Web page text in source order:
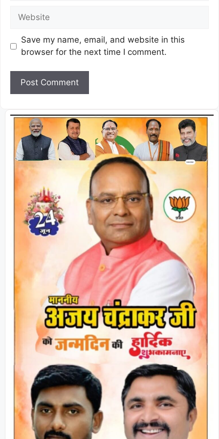
Save my name, email, and website in this
browser for the next time I comment.